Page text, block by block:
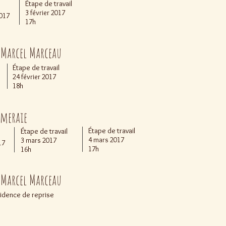
Étape de travail
3 février 2017
17h
Marceau
Étape de travail
24 février 2017
18h
Étape de travail
3 mars 2017
16h
Étape de travail
4 mars 2017
17h
Marceau
de reprise